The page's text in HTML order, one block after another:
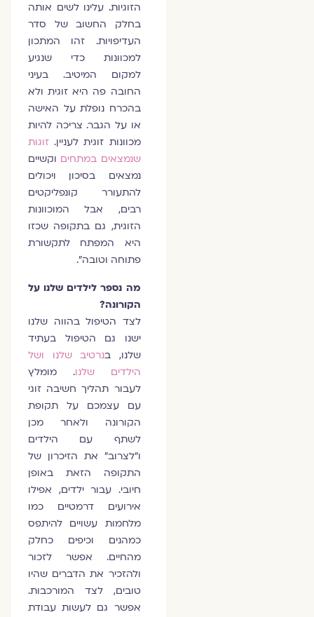
הזוגיות. עלינו לשים אותה
בחלק החשוב של סדר
העדיפויות. זהו המתכון
למכוונות כדי שנגיע
למקום המיטיב. בעיני
החובה פה היא זוגית ולא
בהכרח נופלת על האישה
או על הגבר. צריכה להיות
מכוונות זוגית לעניין.זוגות
שנמצאים במתחיםוקשיים
נמצאים בסיכון ויכולים
להתעורר קונפליקטים
רבים, אבל המוכוונות
הזוגית, גם בתקופה שכזו
היא המפתח לתקשורת
פתוחה וטובה".
מה נספר לילדים שלנו על
הקורונה?
לצד הטיפול בהווה שלנו
ישנו גם הטיפול בעתיד
שלנו, ב נרטיב שלנו ושל
הילדים שלנו. מומלץ
לעבור תהליך חשיבה זוגי
עם עצמכם על תקופת
הקורונה ולאחר מכן
לשתף עם הילדים
ו"לצרוב" את הזיכרון של
התקופה הזאת באופן
חיובי. עבור ילדים, אפילו
אירועים דרמטיים כמו
מלחמות עשויים להיתפס
כמהנים וכיפים כחלק
מהחיים. אפשר לזכור
ולהזכיר את הדברים שהיו
טובים, לצד המורכבות.
אפשר גם לעשות עבודת